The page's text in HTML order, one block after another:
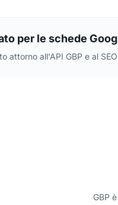
per le schede
attorno all'API GBP e al
GBP